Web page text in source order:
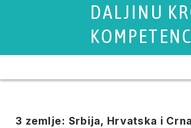
DALJINU
3 zemlje:​ Srbija, Hrvatska i